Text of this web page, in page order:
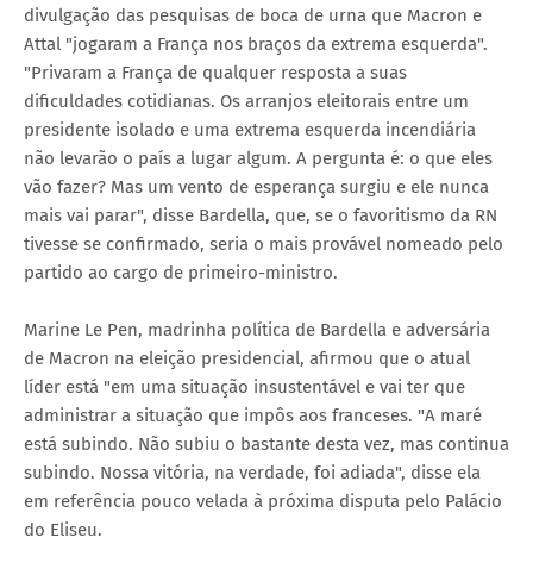
divulgação das pesquisas de boca de urna que Macron e
Attal "jogaram a França nos braços da extrema esquerda".
"Privaram a França de qualquer resposta a suas
dificuldades cotidianas. Os arranjos eleitorais entre um
presidente isolado e uma extrema esquerda incendiária
não levarão o país a lugar algum. A pergunta é: o que eles
vão fazer? Mas um vento de esperança surgiu e ele nunca
mais vai parar", disse Bardella, que, se o favoritismo da RN
tivesse se confirmado, seria o mais provável nomeado pelo
partido ao cargo de primeiro-ministro.
Marine Le Pen, madrinha política de Bardella e adversária
de Macron na eleição presidencial, afirmou que o atual
líder está "em uma situação insustentável e vai ter que
administrar a situação que impôs aos franceses. "A maré
está subindo. Não subiu o bastante desta vez, mas continua
subindo. Nossa vitória, na verdade, foi adiada", disse ela
em referência pouco velada à próxima disputa pelo Palácio
do Eliseu.